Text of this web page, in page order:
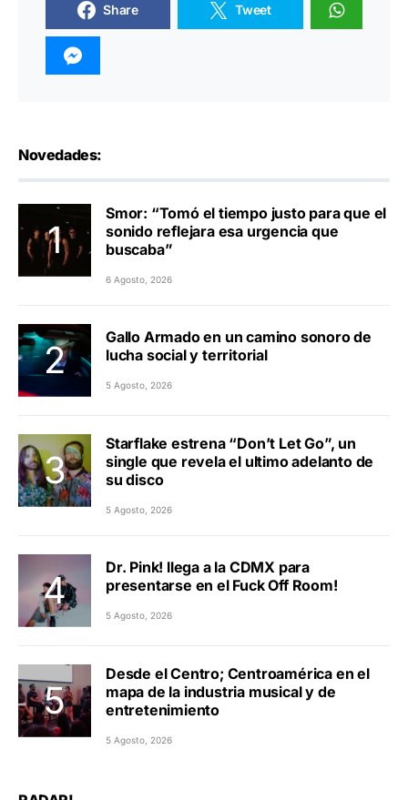
Share Tweet
Novedades:
Smor: “Tomó el tiempo justo para que el
sonido reflejara esa urgencia que
buscaba”
6 Agosto, 2026
Gallo Armado en un camino sonoro de
lucha social y territorial
5 Agosto, 2026
Starflake estrena “Don’t Let Go”, un
single que revela el ultimo adelanto de
su disco
5 Agosto, 2026
Dr. Pink! llega a la CDMX para
presentarse en el Fuck Off Room!
5 Agosto, 2026
Desde el Centro; Centroamérica en el
mapa de la industria musical y de
entretenimiento
5 Agosto, 2026